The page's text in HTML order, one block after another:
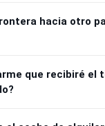
hacia otro
que recibiré el